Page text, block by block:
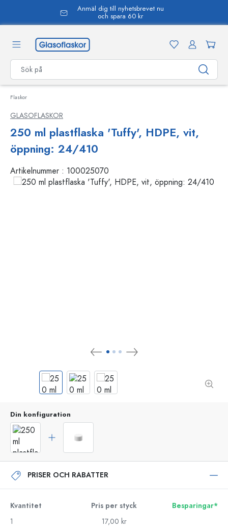
Anmäl dig till nyhetsbrevet nu
och spara 60 kr
Flaskor
GLASOFLASKOR
250 ml plastflaska 'Tuffy', HDPE, vit,
öppning: 24/410
Artikelnummer : 100025070
Din konfiguration
PRISER OCH RABATTER
Kvantitet Pris per styck
Besparingar*
1
17,00 kr